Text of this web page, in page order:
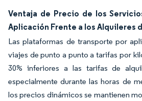
Ventaja de Precio de los
Aplicación Frente a los Alquileres
Las plataformas de transporte por
viajes de punto a punto a tarifas por
30% inferiores a las tarifas de
especialmente durante las horas de
los precios dinámicos se mantienen